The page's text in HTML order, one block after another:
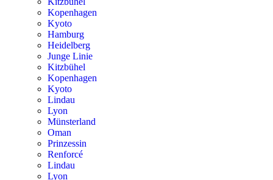
Kopenhagen
Kyoto
Hamburg
Heidelberg
Junge Linie
Kitzbühel
Kopenhagen
Kyoto
Lindau
Lyon
Münsterland
Oman
Prinzessin
Renforcé
Lindau
Lyon